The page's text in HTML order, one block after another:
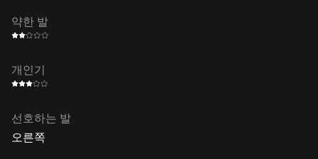
약한 발
개인기
선호하는 발
오른쪽